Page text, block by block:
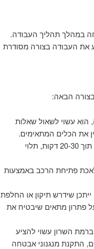
במהלך תהליך העבודה.
את העבודה בצורה מסודרת
הבאה:
עשוי לשאול שאלות
את הכלים המתאימים.
: פורץ רכבים ברמת השרון יגיע במהרה, לרוב תוך 20-30 דקות, תלוי
פתיחת הרכב באמצעות
שידרש תיקון או החלפת
פתרון מתאים שיבטיח את
השרון עשוי להציע
התקנת מנגנוני אבטחה